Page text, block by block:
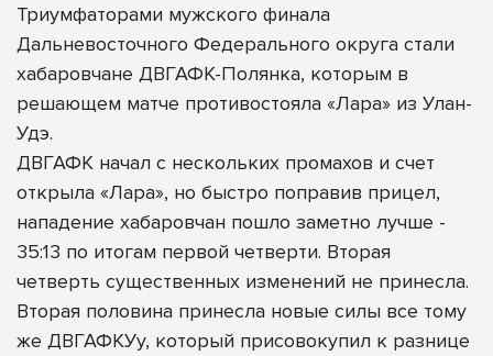
Триумфаторами мужского финала
Дальневосточного Федерального округа стали
хабаровчане ДВГАФК-Полянка, которым в
решающем матче противостояла «Лара» из Улан-
Удэ.
ДВГАФК начал с нескольких промахов и счет
открыла «Лара», но быстро поправив прицел,
нападение хабаровчан пошло заметно лучше -
35:13 по итогам первой четверти. Вторая
четверть существенных изменений не принесла.
Вторая половина принесла новые силы все тому
же ДВГАФКУу, который присовокупил к разнице